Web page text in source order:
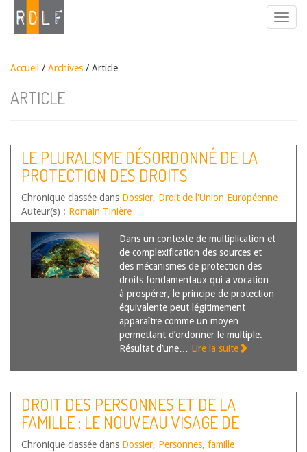
Accueil / Archives / Article
ARTICLE
LE PLURALISME DÉSORDONNÉ DE LA
PROTECTION DES DROITS
FONDAMENTAUX EN EUROPE: LE SALUT
RÉSIDE-T-IL DANS L’ÉQUIVALENCE ?
Chronique classée dans Dossier, Droit de l'Union Européenne
Auteur(s) : Romain Tinière
Dans un contexte de multiplication et
de complexification des sources et
des mécanismes de protection des
droits fondamentaux qui a vocation
à prospérer, le principe de protection
équivalente peut légitimement
apparaître comme un moyen
permettant d’ordonner le multiple.
Résultat d’une… Lire la suite
DROIT DES PERSONNES ET DE LA
FAMILLE : LE NOUVEAU VISAGE DE
L’INFLUENCE DE LA COUR EDH
Chronique classée dans Dossier, Personnes, famille